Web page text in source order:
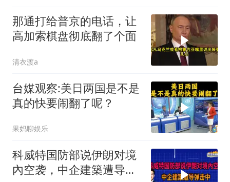
那通打给普京的电话，让
高加索棋盘彻底翻了个面
清衣渡a
台媒观察:美日两国是不是
真的快要闹翻了呢？
果妈聊娱乐
科威特国防部说伊朗对境
內空袭，中企建築遭导弹